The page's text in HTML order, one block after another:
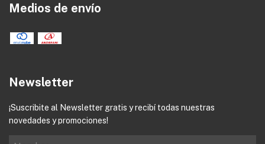
Medios de envío
Newsletter
¡Suscribite al Newsletter gratis y recibí todas nuestras
novedades y promociones!